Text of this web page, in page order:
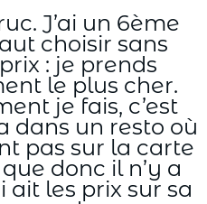
J’ai un 6ème
choisir sans
: je prends
le plus cher.
je fais, c’est
dans un resto où
pas sur la carte
donc il n’y a
ait les prix sur sa